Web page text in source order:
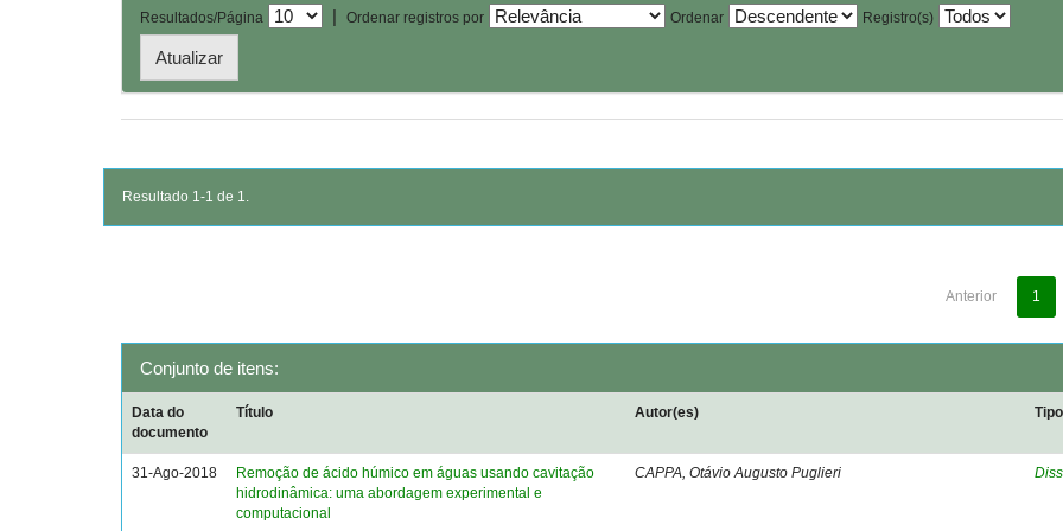
Resultados/Página | Ordenar registros por Ordenar Registro(s)
Resultado 1-1 de 1.
Anterior 1
Conjunto de itens:
Data do
documento
Título Autor(es) Tipo
31-Ago-2018
Remoção de ácido húmico em águas usando cavitação
hidrodinâmica: uma abordagem experimental e
computacional
CAPPA, Otávio Augusto Puglieri